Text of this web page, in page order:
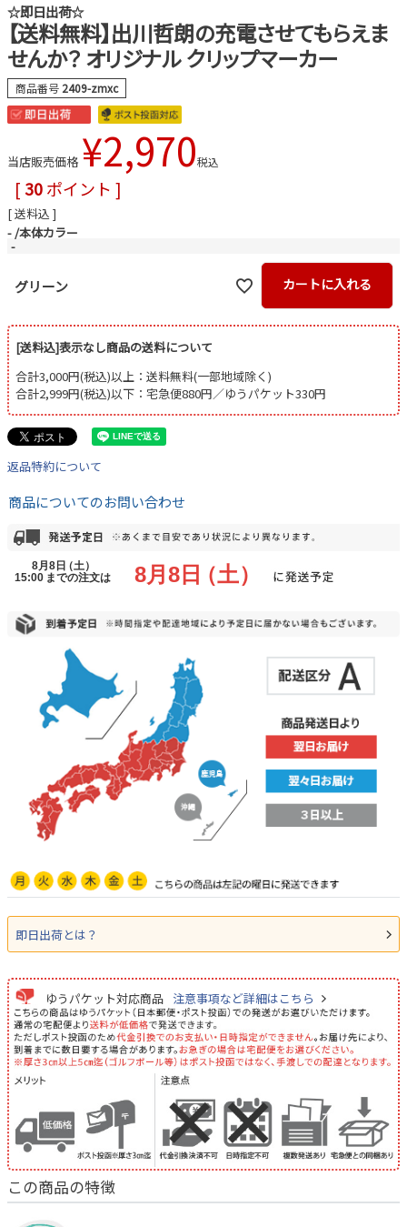
☆即日出荷☆
【送料無料】出川哲朗の充電させてもらえま
せんか？ オリジナル クリップマーカー
商品番号 2409-zmxc
当店販売価格 ¥2,970税込
[30ポイント ]
送料込
- 本体カラー
-
グリーン カートに入れる
[送料込]表示なし商品の送料について
合計3,000円(税込)以上：送料無料(一部地域除く)
合計2,999円(税込)以下：宅急便880円／ゆうパケット330円
返品特約について
商品についてのお問い合わせ
即日出荷とは？
ゆうパケット対応商品 注意事項など詳細はこちら
この商品の特徴